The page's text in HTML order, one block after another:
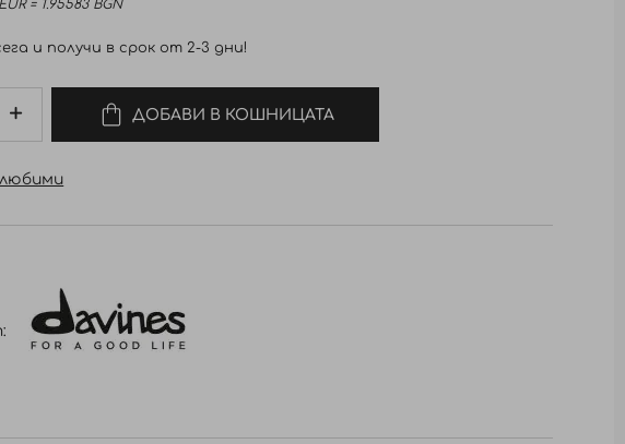
= 1.95583 BGN
и получи в срок от 2-3 дни!
ДОБАВИ В КОШНИЦАТА